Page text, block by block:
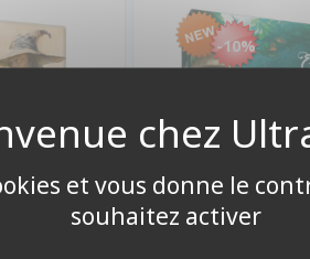
-10%
et vous donne le
souhaitez activer